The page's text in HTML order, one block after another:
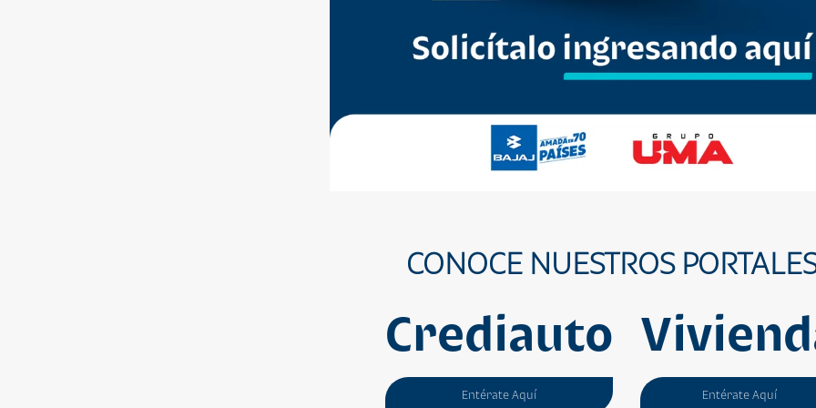
CONOCE NUESTROS
Crediauto
Entérate Aquí Entérate Aquí